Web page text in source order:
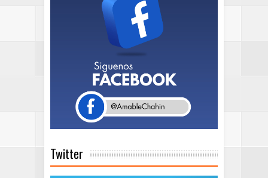
Twitter